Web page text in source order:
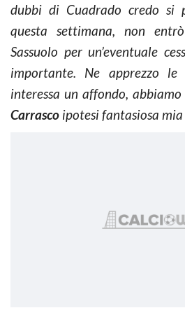
dubbi di Cuadrado credo si
questa settimana, non
Sassuolo per un’eventuale
importante. Ne apprezzo
interessa un affondo,
Carrasco ipotesi fantasiosa